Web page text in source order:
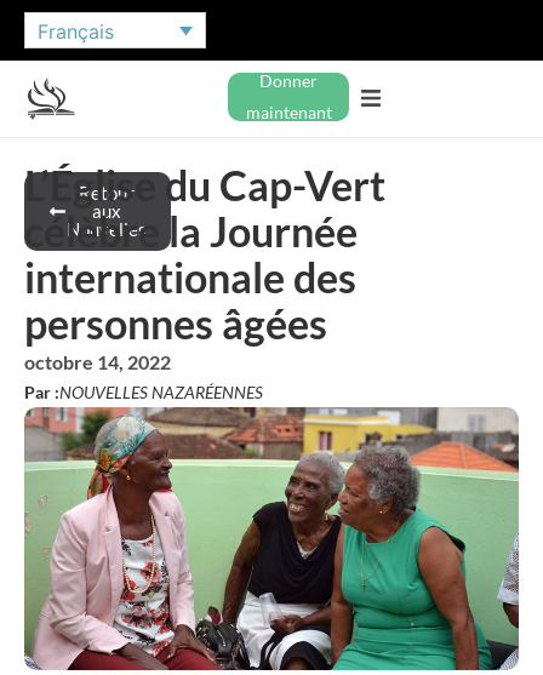
Français
Donner
maintenant
Retour
aux
Nouvelles
L’Église du Cap-Vert
célèbre la Journée
internationale des
personnes âgées
octobre 14, 2022
Par :NOUVELLES NAZARÉENNES